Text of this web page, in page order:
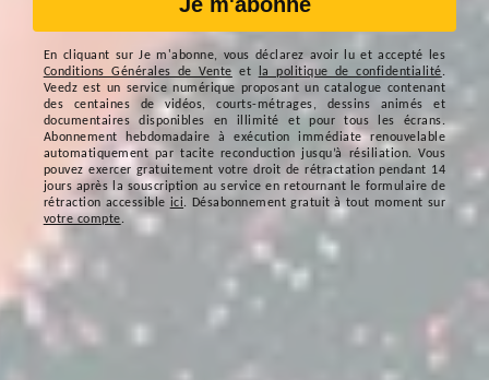
En cliquant surJe m'abonne, vous déclarez avoir lu et accepté les
Conditions Générales de Vente et la politique de confidentialité.
Veedz est un service numérique proposant un catalogue contenant
des centaines de vidéos, courts-métrages, dessins animés et
documentaires disponibles en illimité et pour tous les écrans.
Abonnement hebdomadaire à exécution immédiate renouvelable
automatiquement par tacite reconduction jusqu’à résiliation. Vous
pouvez exercer gratuitement votre droit de rétractation pendant 14
jours après la souscription au service en retournant le formulaire de
rétraction accessible ici. Désabonnement gratuit à tout moment sur
votre compte.